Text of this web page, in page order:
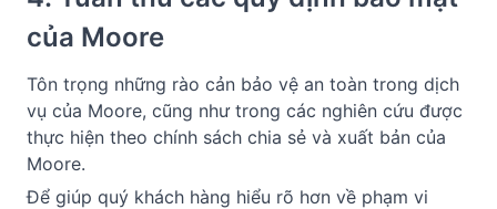
của Moore
Tôn trọng những rào cản bảo vệ an toàn trong dịch
vụ của Moore, cũng như trong các nghiên cứu được
thực hiện theo chính sách chia sẻ và xuất bản của
Moore.
Để giúp quý khách hàng hiểu rõ hơn về phạm vi